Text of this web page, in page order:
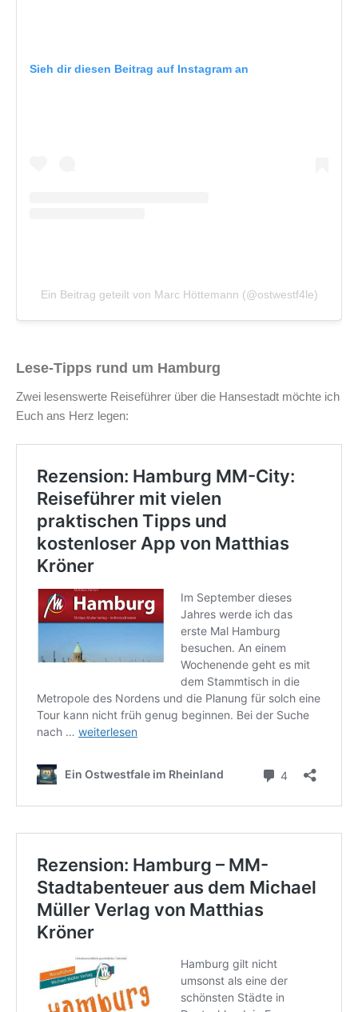
Sieh dir diesen Beitrag auf Instagram an
Ein Beitrag geteilt von Marc Höttemann (@ostwestf4le)
Lese-Tipps rund um Hamburg
Zwei lesenswerte Reiseführer über die Hansestadt möchte ich
Euch ans Herz legen: